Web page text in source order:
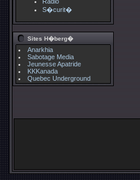
S�curit�
Sites H�berg�
Anarkhia
Sabotage Media
Jeunesse Apatride
KKKanada
Quebec Underground